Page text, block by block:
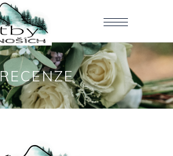
RECENZE